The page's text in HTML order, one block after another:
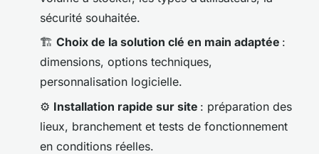
sécurité souhaitée.
🏗️ Choix de la solution clé en main adaptée :
dimensions, options techniques,
personnalisation logicielle.
⚙️ Installation rapide sur site : préparation des
lieux, branchement et tests de fonctionnement
en conditions réelles.